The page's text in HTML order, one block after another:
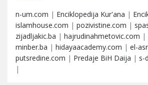
n-um.com | Enciklopedija Kur'ana |
islamhouse.com | pozivistine.com |
zijadljakic.ba | hajrudinahmetovic.com |
minber.ba | hidayaacademy.com | el-
putsredine.com | Predaje BiH Daija | s-
|